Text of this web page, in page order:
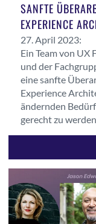
SANFTE
EXPERIENCE
27. April 2023:
Ein Team von UX
und der
eine sanfte
Experience
ändernden
gerecht zu